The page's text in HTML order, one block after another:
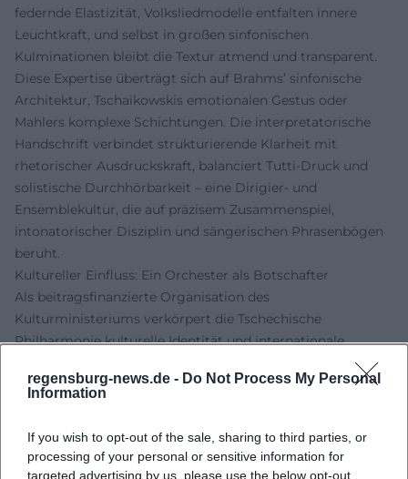
regensburg-news.de - Do Not Process My Personal
Information
If you wish to opt-out of the sale, sharing to third parties, or
processing of your personal or sensitive information for
targeted advertising by us, please use the below opt-out
federnde Elastizität, Volksliedmodelle entfalten innere
Leuchtkraft, und selbst in großen sinfonischen
Kulminationen bleibt die Textur atmend und transparent.
Diese Expertise überträgt sich auf Brahms’ sinfonische
Architektur, Tschaikowskis emotionalen Gestus oder
Mahlers komplexe Schichtungen. Die interpretatorische
Handschrift verbindet strukturierende Klarheit mit
rhetorischer Ausdruckskraft, balanciert Tutti-Druck und
solistische Durchhörbarkeit – eine Dirigier- und
Ensemblekultur, die auf präzisem Zusammenspiel,
intonatorischer Disziplin und sängerischen Phrasenbögen
beruht.
Kultureller Einfluss: Ein Orchester als Botschafter
Als beitragsfinanzierte Organisation des
Kulturministeriums verkörpert die Tschechische
Philharmonie kulturelle Identität und internationale
Außenwirkung zugleich. Tourneen zu Zentren wie New
York, Toronto oder Tokio wirken als Klang-Diplomatie;
Musikwelt. Gleichzeitig investiert das Orchester in
Education: Akademie, Schulprogramme und partizipative